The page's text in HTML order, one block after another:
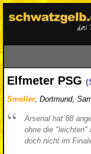
Elfmeter PSG
Smeller, Dortmund,
Arsenal hat 88
ohne die "leichten"
doch nicht im